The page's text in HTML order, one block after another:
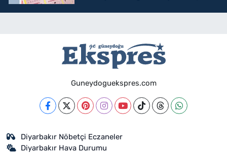
Guneydoguekspres.com
Diyarbakır Nöbetçi Eczaneler
Diyarbakır Hava Durumu